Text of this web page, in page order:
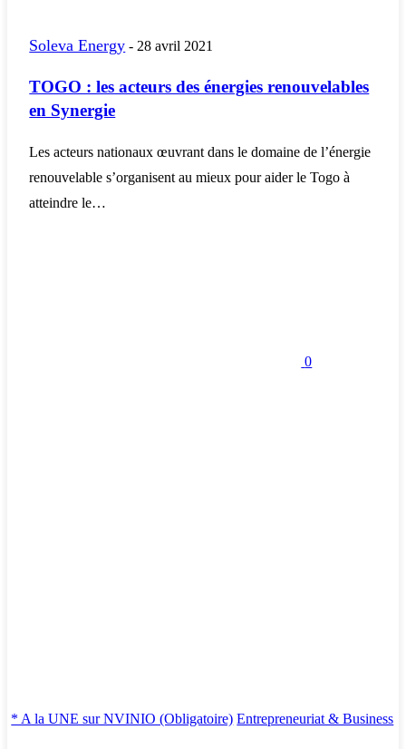
Soleva Energy - 28 avril 2021
TOGO : les acteurs des énergies renouvelables
en Synergie
Les acteurs nationaux œuvrant dans le domaine de l’énergie
renouvelable s’organisent au mieux pour aider le Togo à
atteindre le…
0
* A la UNE sur NVINIO (Obligatoire) Entrepreneuriat & Business